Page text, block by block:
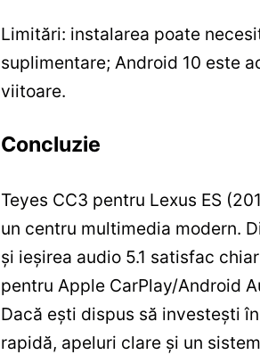
Limitări: instalarea poate
suplimentare; Android 10 este
viitoare.
Concluzie
Teyes CC3 pentru Lexus ES
un centru multimedia modern.
și ieșirea audio 5.1 satisfac
pentru Apple CarPlay/Android
Dacă ești dispus să investești
rapidă, apeluri clare și un